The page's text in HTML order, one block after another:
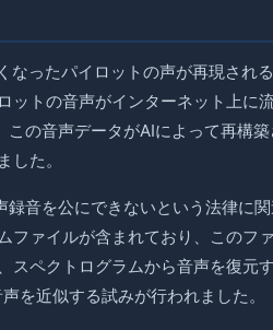
なったパイロットの声が再現され
ットの音声がインターネット上に
の音声データがAIによって再構
した。
録音を公にできないという法律に
ファイルが含まれており、この
スペクトログラムから音声を復元
を近似する試みが行われました。